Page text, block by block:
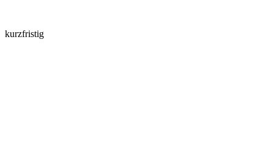
kurzfristig